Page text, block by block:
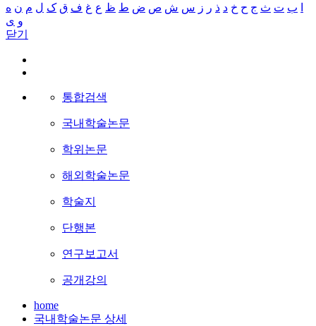
ب ت ث ج ح خ د ذ ر ز س ش ص ض ط ظ ع غ ف ق ک ل م ن ه
و ی
닫기
통합검색
국내학술논문
학위논문
해외학술논문
학술지
단행본
연구보고서
공개강의
home
국내학술논문 상세